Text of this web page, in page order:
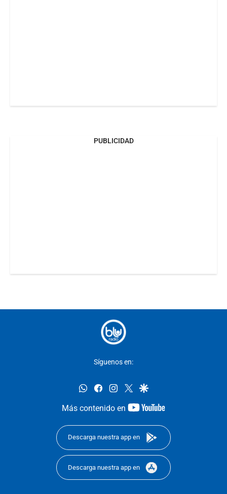
PUBLICIDAD
Síguenos en:
whatsappfacebookinstagram
twittergoogle
Más contenido en
youtube-
Descarga nuestra app en
Descarga nuestra app en